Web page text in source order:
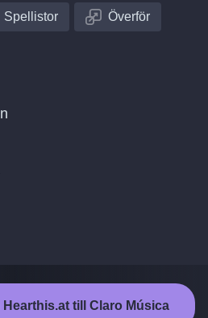
Spellistor Överför
till Claro Música